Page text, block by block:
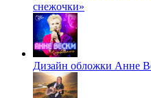
снежочки»
Дизайн обложки Анне